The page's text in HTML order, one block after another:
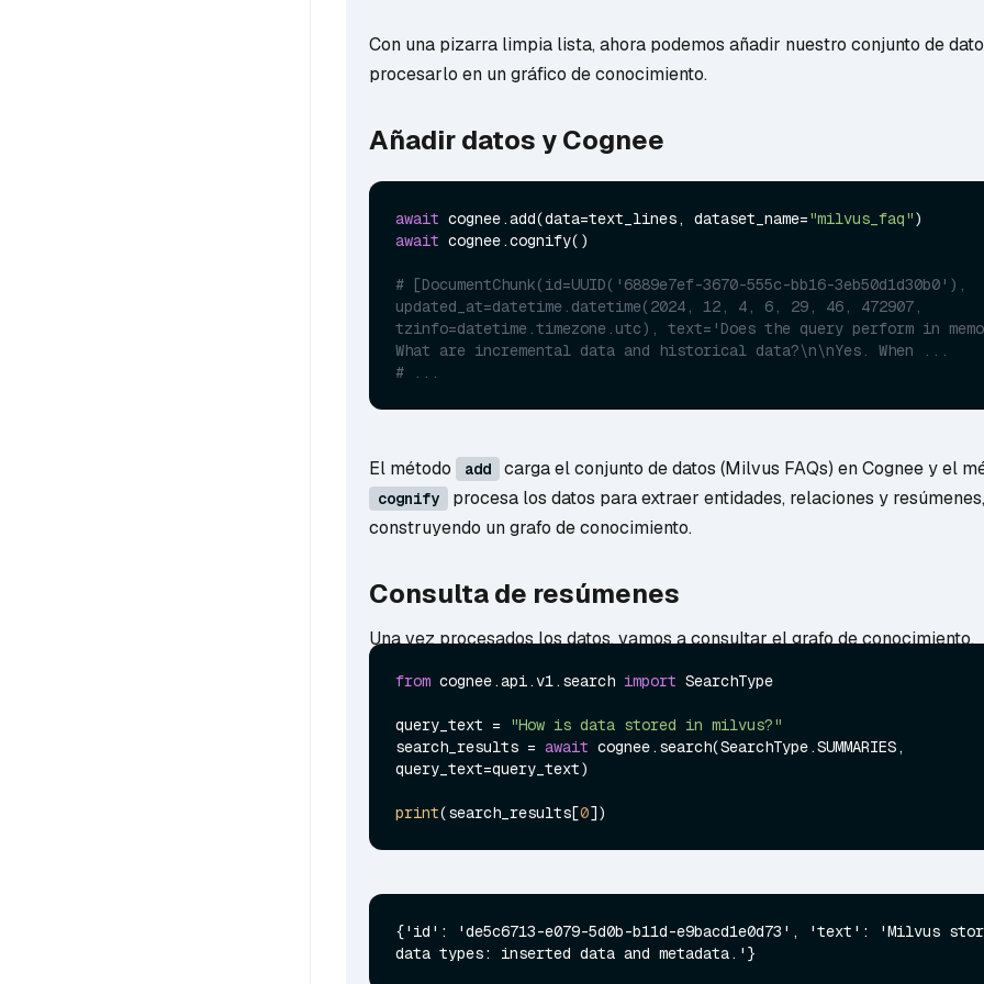
Con una pizarra limpia lista, ahora podemos añadir nuestro conjunto de
procesarlo en un gráfico de conocimiento.
Añadir datos y Cognee
await cognee.add(data=text_lines, dataset_name="milvus_faq"
await cognee.cognify()
# [DocumentChunk(id=UUID('6889e7ef-3670-555c-bb16-3eb50d1d30b0'),
updated_at=datetime.datetime(2024, 12, 4, 6, 29, 46, 472907,
tzinfo=datetime.timezone.utc), text='Does the query perform in
What are incremental data and historical data?\n\nYes. When ...
# ...
El método add carga el conjunto de datos (Milvus FAQs) en Cognee y el
cognify
procesa los datos para extraer entidades, relaciones y resúmenes,
construyendo un grafo de conocimiento.
Consulta de resúmenes
Una vez procesados los datos, vamos a consultar el grafo de conocimiento.
from cognee.api.v1.search import SearchType
query_text =
"How is data stored in milvus?"
search_results = await cognee.search(SearchType.SUMMARIES,
query_text=query_text)
print(search_results[0
{'id': 'de5c6713-e079-5d0b-b11d-e9bacd1e0d73', 'text': 'Milvus